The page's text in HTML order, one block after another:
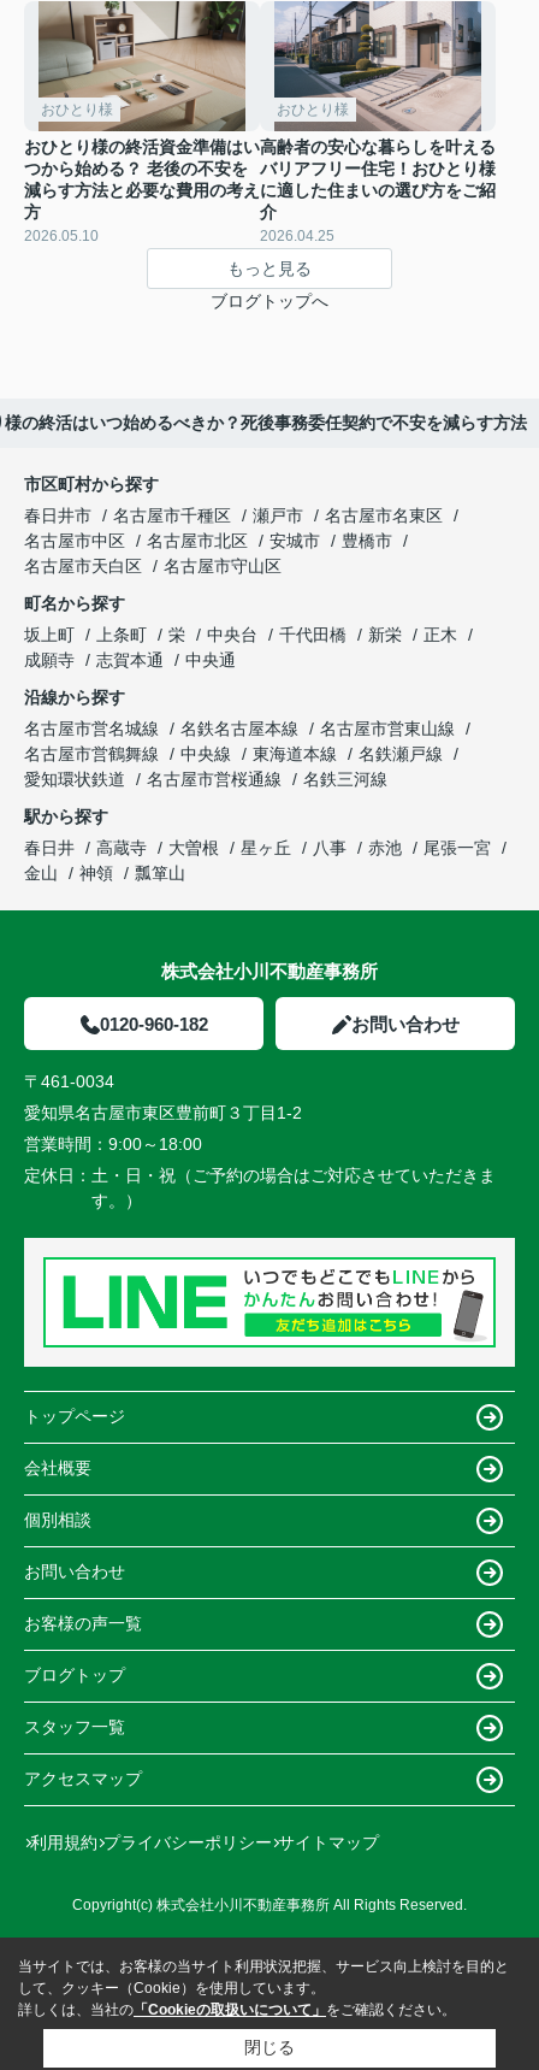
おひとり様
おひとり様の終活資金準備はい
つから始める？ 老後の不安を
減らす方法と必要な費用の考え
方
2026.05.10
おひとり様
高齢者の安心な暮らしを叶える
バリアフリー住宅！おひとり様
に適した住まいの選び方をご紹
介
2026.04.25
もっと見る
ブログトップへ
様の終活はいつ始めるべきか？死後事務委任契約で不安を減らす方法
市区町村から探す
春日井市
名古屋市千種区 瀬戸市
名古屋市名東区
名古屋市中区
名古屋市北区 安城市
豊橋市
名古屋市天白区
名古屋市守山区
町名から探す
坂上町
上条町 栄 中央台 千代田橋 新栄
正木
成願寺
志賀本通
中央通
沿線から探す
名古屋市営名城線
名鉄名古屋本線
名古屋市営東山線
名古屋市営鶴舞線
中央線 東海道本線
名鉄瀬戸線
愛知環状鉄道
名古屋市営桜通線
名鉄三河線
駅から探す
春日井
高蔵寺 大曽根 星ヶ丘 八事 赤池
尾張一宮
金山
神領 瓢箪山
株式会社小川不動産事務所
0120-960-182 お問い合わせ
〒461-0034
愛知県名古屋市東区豊前町３丁目1-2
営業時間： 9:00～18:00
定休日： 土・日・祝（ご予約の場合はご対応させていただきま
す。）
トップページ
会社概要
個別相談
お問い合わせ
お客様の声一覧
ブログトップ
スタッフ一覧
アクセスマップ
利用規約 プライバシーポリシー サイトマップ
Copyright(c) 株式会社小川不動産事務所 All Rights Reserved.
当サイトでは、お客様の当サイト利用状況把握、サービス向上検討を目的と
して、クッキー（Cookie）を使用しています。
詳しくは、当社の 「Cookieの取扱いについて」 をご確認ください。
閉じる